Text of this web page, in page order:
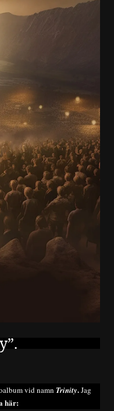
vid namn Trinity.Jag
här: